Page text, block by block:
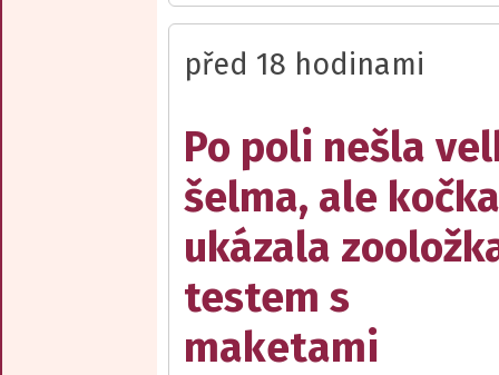
před 18 hodinami
Po poli nešla
šelma, ale
ukázala
testem s
maketami